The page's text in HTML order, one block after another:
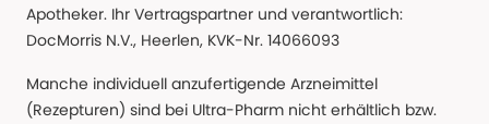
Apotheker. Ihr Vertragspartner und verantwortlich:
DocMorris N.V., Heerlen, KVK-Nr. 14066093
Manche individuell anzufertigende Arzneimittel
(Rezepturen) sind bei Ultra-Pharm nicht erhältlich bzw.